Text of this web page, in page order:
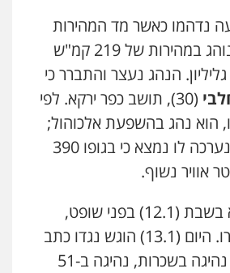
אשרף שחאדה
פשיעה חמורה מעצרים וחקירות
שנהב אילון
פשיעה חמורה חקירות ומעצרים
עורכי דין לענייני אסירים תעבורה
אורנת קמרון
תעבורה עורכי דין לענייני אסירים
נוער
נדהמו כאשר מד המהירות
שלהם קלט רכב נוהג במהירות של 219 קמ"ש
באזור גליליון. הנהג נעצר והתברר כי
(30), תושב כפר ירקא. לפי
הוא נהג בהשפעת אלכוהול;
בבדיקת ינשוף שנערכה לו נמצא כי בגופו 390
אוויר נשוף.
חלבי נעצר והובא בשבת (12.1) בפני שופט,
שהאריך את מעצרו. היום (13.1) הוגש נגדו כתב
אישום המייחס לו נהיגה בשכרות, נהיגה ב-51